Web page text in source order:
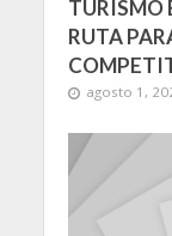
TURISMO
RUTA
agosto 1,